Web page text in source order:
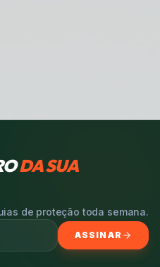
DA SUA
de proteção toda semana.
ASSINAR